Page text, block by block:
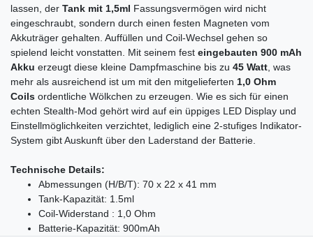
lassen, der Tank mit 1,5ml Fassungsvermögen wird nicht
eingeschraubt, sondern durch einen festen Magneten vom
Akkuträger gehalten. Auffüllen und Coil-Wechsel gehen so
spielend leicht vonstatten. Mit seinem fest eingebauten 900 mAh
Akku erzeugt diese kleine Dampfmaschine bis zu 45 Watt , was
mehr als ausreichend ist um mit den mitgelieferten 1,0 Ohm
Coils ordentliche Wölkchen zu erzeugen. Wie es sich für einen
echten Stealth-Mod gehört wird auf ein üppiges LED Display und
Einstellmöglichkeiten verzichtet, lediglich eine 2-stufiges Indikator-
System gibt Auskunft über den Laderstand der Batterie.
Technische Details:
Abmessungen (H/B/T): 70 x 22 x 41 mm
Tank-Kapazität: 1.5ml
Coil-Widerstand : 1,0 Ohm
Batterie-Kapazität: 900mAh